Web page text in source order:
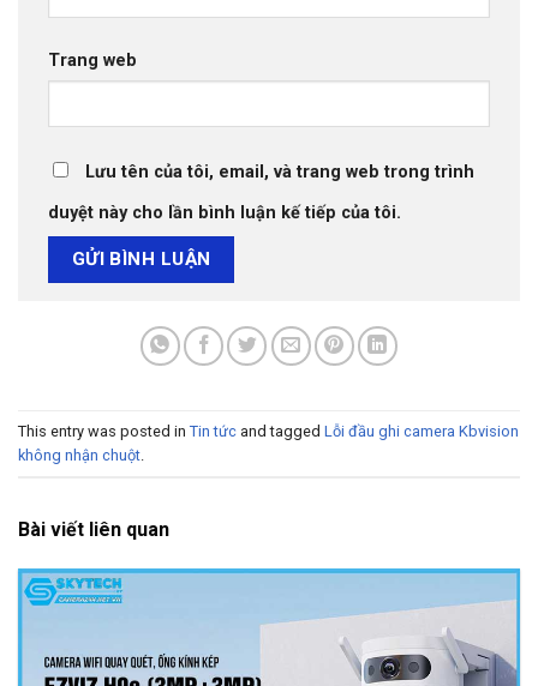
Trang web
Lưu tên của tôi, email, và trang web trong trình
duyệt này cho lần bình luận kế tiếp của tôi.
This entry was posted in Tin tức and tagged Lỗi đầu ghi camera Kbvision
không nhận chuột
Bài viết liên quan